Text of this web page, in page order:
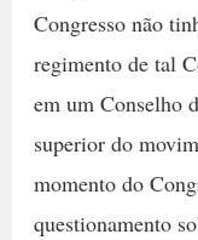
Congresso não
regimento de tal
em um Conselho
superior do
momento do
questionamento